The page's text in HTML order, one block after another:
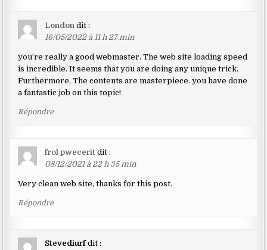
London dit :
16/05/2022 à 11 h 27 min
you’re really a good webmaster. The web site loading speed
is incredible. It seems that you are doing any unique trick.
Furthermore, The contents are masterpiece. you have done
a fantastic job on this topic!
Répondre
frol pwecerit dit :
08/12/2021 à 22 h 35 min
Very clean web site, thanks for this post.
Répondre
Stevediurf dit :